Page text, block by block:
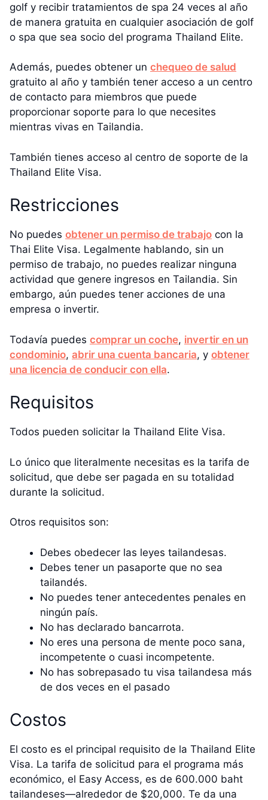
golf y recibir tratamientos de spa 24 veces al año
de manera gratuita en cualquier asociación de golf
o spa que sea socio del programa Thailand Elite.
Además, puedes obtener un chequeo de salud
gratuito al año y también tener acceso a un centro
de contacto para miembros que puede
proporcionar soporte para lo que necesites
mientras vivas en Tailandia.
También tienes acceso al centro de soporte de la
Thailand Elite Visa.
Restricciones
No puedes obtener un permiso de trabajo con la
Thai Elite Visa. Legalmente hablando, sin un
permiso de trabajo, no puedes realizar ninguna
actividad que genere ingresos en Tailandia. Sin
embargo, aún puedes tener acciones de una
empresa o invertir.
Todavía puedes comprar un coche, invertir en un
condominio, abrir una cuenta bancaria, y obtener
una licencia de conducir con ella.
Requisitos
Todos pueden solicitar la Thailand Elite Visa.
Lo único que literalmente necesitas es la tarifa de
solicitud, que debe ser pagada en su totalidad
durante la solicitud.
Otros requisitos son:
Debes obedecer las leyes tailandesas.
Debes tener un pasaporte que no sea
tailandés.
No puedes tener antecedentes penales en
ningún país.
No has declarado bancarrota.
No eres una persona de mente poco sana,
incompetente o cuasi incompetente.
No has sobrepasado tu visa tailandesa más
de dos veces en el pasado
Costos
El costo es el principal requisito de la Thailand Elite
Visa. La tarifa de solicitud para el programa más
económico, el Easy Access, es de 600.000 baht
tailandeses—alrededor de $20,000. Te da una